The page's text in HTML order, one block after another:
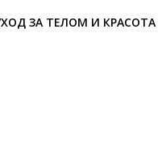
ЗА ТЕЛОМ И КРАСОТА